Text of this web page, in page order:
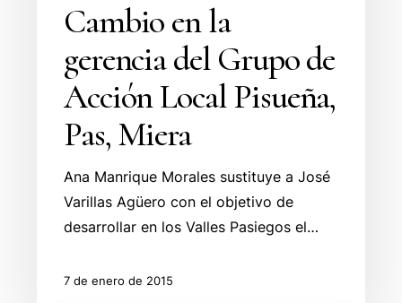
Cambio en la
gerencia del Grupo de
Acción Local Pisueña,
Pas, Miera
Ana Manrique Morales sustituye a José
Varillas Agüero con el objetivo de
desarrollar en los Valles Pasiegos el…
7 de enero de 2015